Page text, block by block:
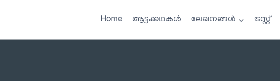
Home ആട്ടക്കഥകൾ ലേഖനങ്ങൾ ട്രസ്റ്റ്